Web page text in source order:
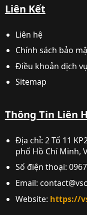
Liên Kết
Liên hệ
Chính sách bảo
Điều khoản dịch vụ
Sitemap
Thông Tin Liên
Địa chỉ: 2 Tổ 11
phố Hồ Chí Minh,
Số điện thoại:
Email:
Website: https://